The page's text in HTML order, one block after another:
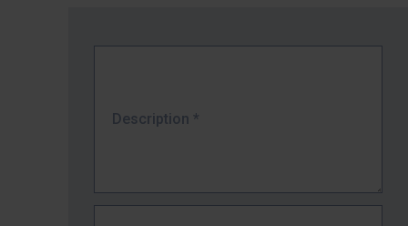
Description *